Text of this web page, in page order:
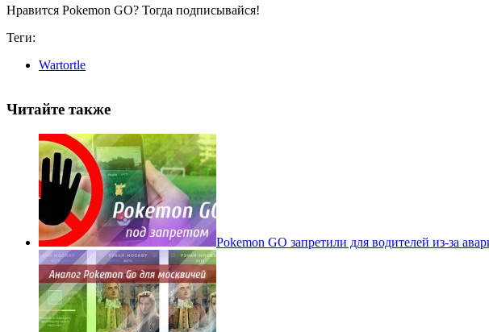
Нравится Pokemon GO? Тогда подписывайся!
Теги:
Wartortle
Читайте также
Pokеmon GO запретили для водителей из-за